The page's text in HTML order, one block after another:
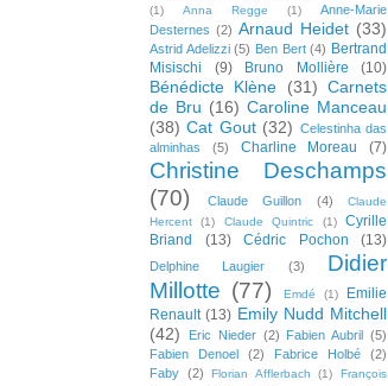
(1)
Anna Regge (1)
Anne-Marie
Desternes (2) Arnaud Heidet (33)
Astrid Adelizzi (5) Ben Bert (4) Bertrand
Misischi
(9) Bruno Mollière (10)
Bénédicte Klène (31) Carnets
de Bru (16) Caroline Manceau
(38) Cat Gout (32) Celestinha das
alminhas
(5) Charline Moreau (7)
Christine Deschamps
(70)
Claude Guillon (4)
Claude
Hercent
(1) Claude Quintric (1)
Cyrille
Briand
(13) Cédric Pochon (13)
Delphine Laugier (3)
Didier
Millotte (77) Emdé (1)
Emilie
Renault (13) Emily Nudd Mitchell
(42)
Eric Nieder (2) Fabien Aubril (5)
Fabien Denoel
(2) Fabrice Holbé
(2)
Faby (2) Florian Afflerbach (1)
François